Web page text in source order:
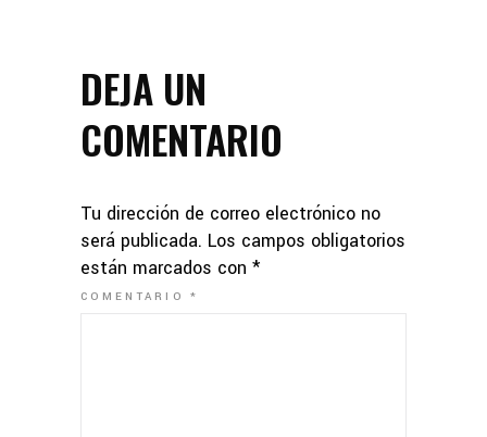
DEJA UN
COMENTARIO
Tu dirección de correo electrónico no
será publicada. Los campos obligatorios
están marcados con *
COMENTARIO*